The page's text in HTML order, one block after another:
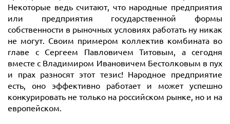
Некоторые ведь считают, что народные предприятия
или предприятия государственной формы
собственности в рыночных условиях работать ну никак
не могут. Своим примером коллектив комбината во
главе с Сергеем Павловичем Титовым, а сегодня
вместе с Владимиром Ивановичем Бестолковым в пух
и прах разносят этот тезис! Народное предприятие
есть, оно эффективно работает и может успешно
конкурировать не только на российском рынке, но и на
европейском.